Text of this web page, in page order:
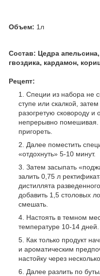
Объем: 1л
Состав: Цедра
гвоздика, кардамон,
Рецепт:
Специи из набора не
ступе или скалкой,
разогретую сковороду и
непрерывно
пригореть.
Далее поместить
«отдохнуть» 5-10 минут.
Затем засыпать
залить 0,75 л
дистиллята
добавить 1,5 столовых
смешать.
Настоять в темном
температуре 10-14 дней.
Как только продукт
и ароматическим
настойку через
Далее разлить по